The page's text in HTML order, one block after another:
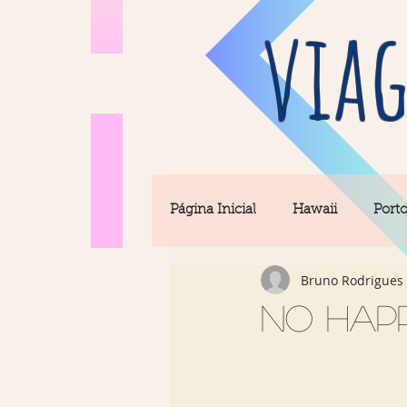
Página Inicial Hawaii Porto
Barcelona Seul
No
Bruno